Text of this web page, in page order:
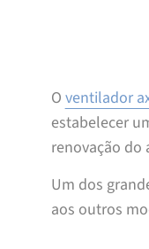
O ventilador
estabelecer
renovação do
Um dos
aos outros